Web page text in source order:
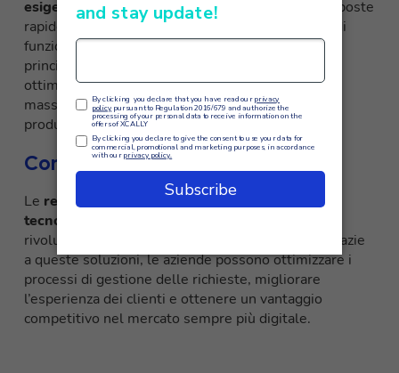
esigenze specifiche di ogni cliente
, fornendo risposte
rapide e precise. Inoltre, XCALLY offre una serie di
funzionalità avanzate, come l’integrazione con i
principali canali di comunicazione e la gestione
ottimizzata delle risorse, che consentono di
massimizzare l’efficienza operativa e migliorare la
produttività complessiva del contact center.
Conclusione
Le reti neurali artificiali rappresentano una
tecnologia potente e innovativa
rivoluzionando il settore del customer service. Grazie
a queste soluzioni, le aziende possono ottimizzare i
processi di gestione delle richieste, migliorare
l’esperienza dei clienti e ottenere un vantaggio
competitivo nel mercato sempre più digitale.